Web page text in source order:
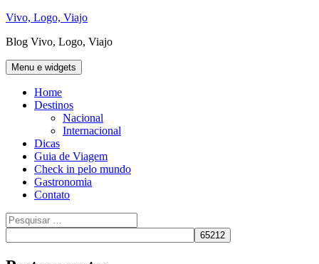
Pular
o
Vivo, Logo, Viajo
Blog Vivo, Logo, Viajo
Menu e widgets
Home
Destinos
Nacional
Internacional
Dicas
Guia de Viagem
Check in pelo mundo
Gastronomia
Contato
Pesquisar
por: